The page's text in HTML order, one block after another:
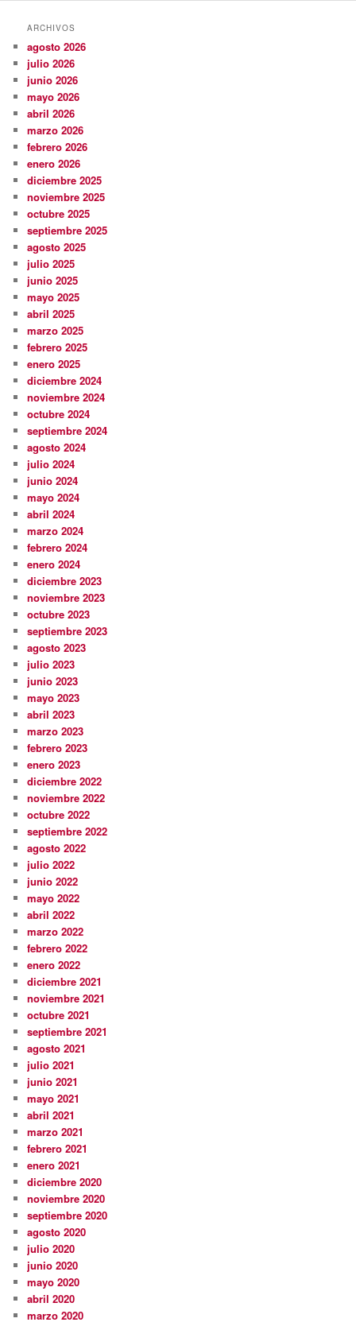
ARCHIVOS
agosto 2026
julio 2026
junio 2026
mayo 2026
abril 2026
marzo 2026
febrero 2026
enero 2026
diciembre 2025
noviembre 2025
octubre 2025
septiembre 2025
agosto 2025
julio 2025
junio 2025
mayo 2025
abril 2025
marzo 2025
febrero 2025
enero 2025
diciembre 2024
noviembre 2024
octubre 2024
septiembre 2024
agosto 2024
julio 2024
junio 2024
mayo 2024
abril 2024
marzo 2024
febrero 2024
enero 2024
diciembre 2023
noviembre 2023
octubre 2023
septiembre 2023
agosto 2023
julio 2023
junio 2023
mayo 2023
abril 2023
marzo 2023
febrero 2023
enero 2023
diciembre 2022
noviembre 2022
octubre 2022
septiembre 2022
agosto 2022
julio 2022
junio 2022
mayo 2022
abril 2022
marzo 2022
febrero 2022
enero 2022
diciembre 2021
noviembre 2021
octubre 2021
septiembre 2021
agosto 2021
julio 2021
junio 2021
mayo 2021
abril 2021
marzo 2021
febrero 2021
enero 2021
diciembre 2020
noviembre 2020
septiembre 2020
agosto 2020
julio 2020
junio 2020
mayo 2020
abril 2020
marzo 2020